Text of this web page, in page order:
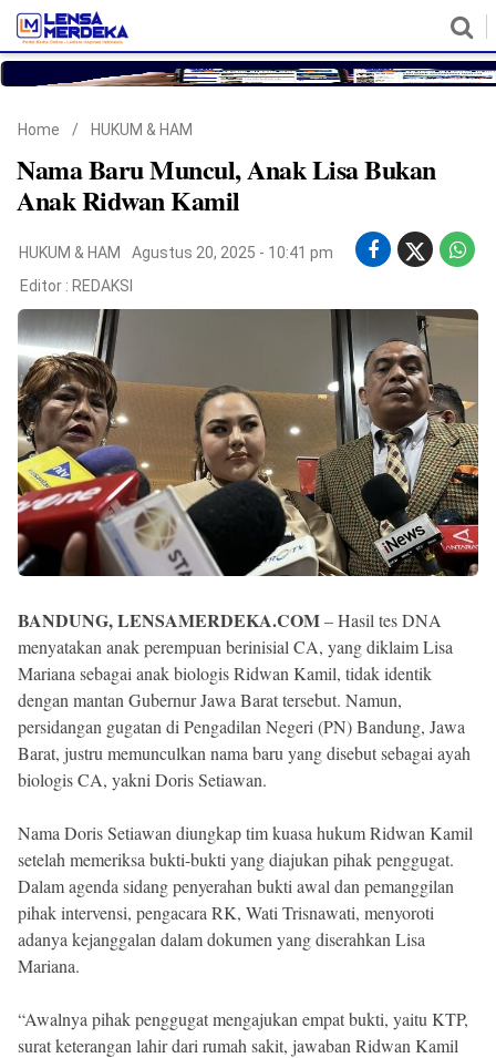
©
Copyright
2026
Lensa
Merdeka
Home / HUKUM & HAM
Nama Baru Muncul, Anak Lisa Bukan
Anak Ridwan Kamil
HUKUM & HAM
Agustus 20, 2025 - 10:41 pm
Editor : REDAKSI
BANDUNG, LENSAMERDEKA.COM– Hasil tes DNA
menyatakan anak perempuan berinisial CA, yang diklaim Lisa
Mariana sebagai anak biologis Ridwan Kamil, tidak identik
dengan mantan Gubernur Jawa Barat tersebut. Namun,
persidangan gugatan di Pengadilan Negeri (PN) Bandung, Jawa
Barat, justru memunculkan nama baru yang disebut sebagai ayah
biologis CA, yakni Doris Setiawan.
Nama Doris Setiawan diungkap tim kuasa hukum Ridwan Kamil
setelah memeriksa bukti-bukti yang diajukan pihak penggugat.
Dalam agenda sidang penyerahan bukti awal dan pemanggilan
pihak intervensi, pengacara RK, Wati Trisnawati, menyoroti
adanya kejanggalan dalam dokumen yang diserahkan Lisa
Mariana.
“Awalnya pihak penggugat mengajukan empat bukti, yaitu KTP,
surat keterangan lahir dari rumah sakit, jawaban Ridwan Kamil